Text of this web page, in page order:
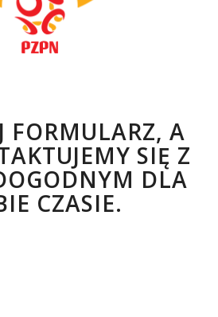
FORMULARZ, A
SIĘ Z
DLA
CZASIE.